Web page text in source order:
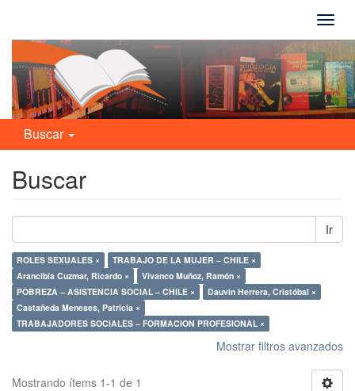
Buscar
Buscar
Ir
ROLES SEXUALES ×
TRABAJO DE LA MUJER – CHILE ×
Arancibia Cuzmar, Ricardo ×
Vivanco Muñoz, Ramón ×
POBREZA – ASISTENCIA SOCIAL – CHILE ×
Dauvin Herrera, Cristóbal ×
Castañeda Meneses, Patricia ×
TRABAJADORES SOCIALES – FORMACION PROFESIONAL ×
Mostrar filtros avanzados
Mostrando ítems 1-1 de 1